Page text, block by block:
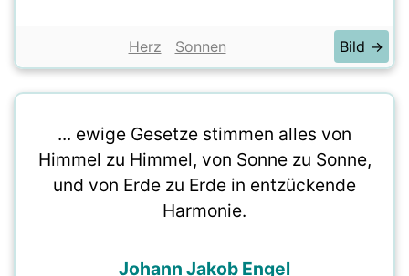
Herz Sonnen Bild →
... ewige Gesetze stimmen alles von
Himmel zu Himmel, von Sonne zu Sonne,
und von Erde zu Erde in entzückende
Harmonie.
Johann Jakob Engel